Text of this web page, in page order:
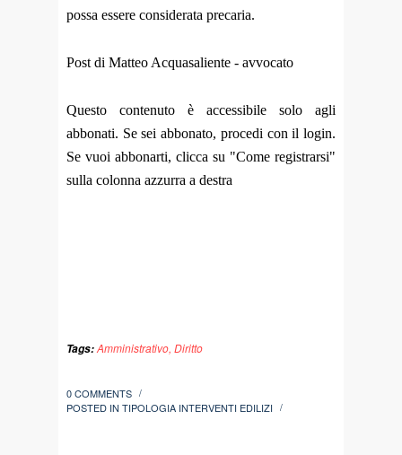
possa essere considerata precaria.
Post di Matteo Acquasaliente - avvocato
Questo contenuto è accessibile solo agli
abbonati. Se sei abbonato, procedi con il login.
Se vuoi abbonarti, clicca su "Come registrarsi"
sulla colonna azzurra a destra
Tags:Amministrativo, Diritto
0 COMMENTS /
POSTED IN TIPOLOGIA INTERVENTI EDILIZI /